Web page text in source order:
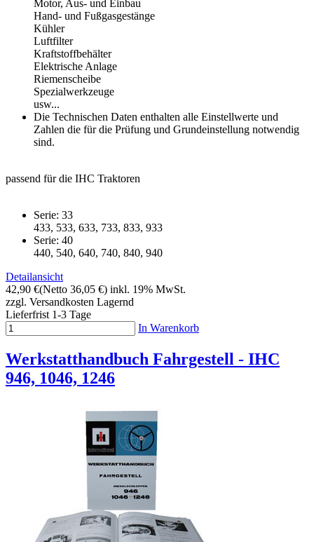
Motor, Aus- und Einbau
Hand- und Fußgasgestänge
Kühler
Luftfilter
Kraftstoffbehälter
Elektrische Anlage
Riemenscheibe
Spezialwerkzeuge
usw...
Die Technischen Daten enthalten alle Einstellwerte und
Zahlen die für die Prüfung und Grundeinstellung notwendig
sind.
passend für die IHC Traktoren
Serie: 33
433, 533, 633, 733, 833, 933
Serie: 40
440, 540, 640, 740, 840, 940
Detailansicht
42,90 €(Netto 36,05 €) inkl. 19% MwSt.
zzgl. Versandkosten Lagernd
Lieferfrist 1-3 Tage
In Warenkorb
Werkstatthandbuch Fahrgestell - IHC
946, 1046, 1246